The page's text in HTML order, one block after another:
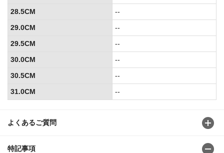
よくあるご質問
特記事項
28.5CM
--
29.0CM
--
29.5CM
--
30.0CM
--
30.5CM
--
31.0CM
--